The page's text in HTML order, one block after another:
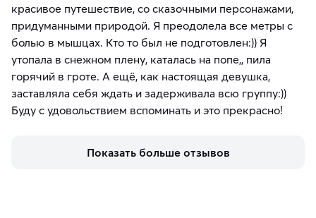
красивое путешествие, со сказочными персонажами,
придуманными природой. Я преодолела все метры с
болью в мышцах. Кто то был не подготовлен:)) Я
утопала в снежном плену, каталась на попе,, пила
горячий в гроте. А ещё, как настоящая девушка,
заставляла себя ждать и задерживала всю группу:))
Буду с удовольствием вспоминать и это прекрасно!
Показать больше отзывов